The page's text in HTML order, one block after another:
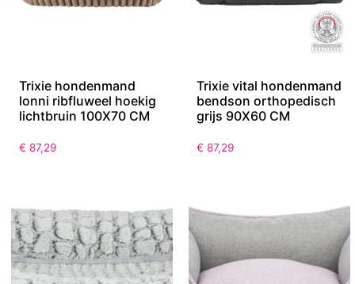
Trixie hondenmand
lonni ribfluweel hoekig
lichtbruin 100X70 CM
€ 87,29
Trixie vital hondenmand
bendson orthopedisch
grijs 90X60 CM
€ 87,29